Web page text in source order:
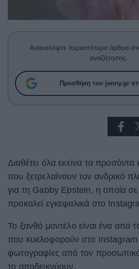
Πρόσωπα
Συνεντεύξεις
Who
True Stories
Ask the Guru
Living
Deco
Green
Αφιερώματα
Ανακαλύψτε περισσότερα άρθρα
αναζήτησης.
Προσθήκη του jenny.gr
Διαθέτει όλα εκείνα τα προσόντα
που ξετρελαίνουν τον ανδρικό
για τη Gabby Epstein, η οποία
προκαλεί εγκεφαλικά στο
Το ξανθό μοντέλο είναι ένα από
που κυκλοφορούν στο Instagram
φωτογραφίες από τον
το αποδεικνύουν.